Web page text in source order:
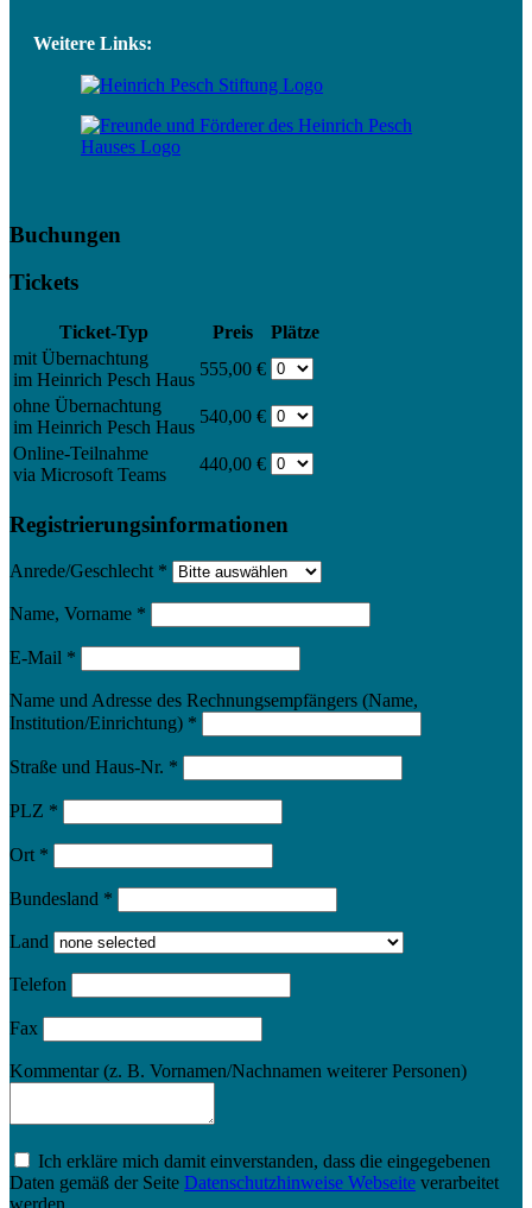
Weitere Links:
Buchungen
Tickets
Ticket-Typ Preis
Plätze
mit Übernachtung
im Heinrich Pesch Haus
555,00 €
ohne Übernachtung
im Heinrich Pesch Haus
540,00 €
Online-Teilnahme
via Microsoft Teams
440,00 €
Registrierungsinformationen
Anrede/Geschlecht *
Name, Vorname *
E-Mail *
Name und Adresse des Rechnungsempfängers (Name,
Institution/Einrichtung) *
Straße und Haus-Nr. *
PLZ *
Ort *
Bundesland *
Land
Telefon
Fax
Kommentar (z. B. Vornamen/Nachnamen weiterer Personen)
Ich erkläre mich damit einverstanden, dass die eingegebenen
Daten gemäß der Seite Datenschutzhinweise Webseite verarbeitet
werden.